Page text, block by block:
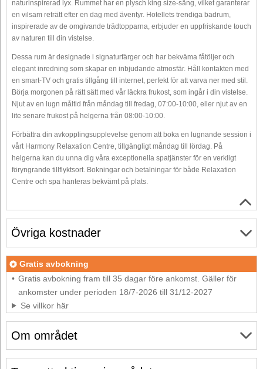
naturinspirerad lyx. Rummet har en plysch king size-säng, vilket garanterar
en vilsam reträtt efter en dag med äventyr. Hotellets trendiga badrum,
inspirerade av de omgivande trädtopparna, erbjuder en uppfriskande touch
av naturen till din vistelse.
Dessa rum är designade i signaturfärger och har bekväma fåtöljer och
elegant inredning som skapar en inbjudande atmosfär. Håll kontakten med
en smart-TV och gratis tillgång till internet, perfekt för att varva ner med stil.
Börja morgonen på rätt sätt med vår läckra frukost, som ingår i din vistelse.
Njut av en lugn måltid från måndag till fredag, 07:00-10:00, eller njut av en
lite senare frukost på helgerna från 08:00-10:00.
Förbättra din avkopplingsupplevelse genom att boka en lugnande session i
vårt Harmony Relaxation Centre, tillgängligt måndag till lördag. På
helgerna kan du unna dig våra exceptionella spatjänster för en verkligt
föryngrande tillflyktsort. Bokningar och betalningar för både Relaxation
Centre och spa hanteras bekvämt på plats.
Om området
Övriga kostnader
Gratis avbokning
Gratis avbokning fram till 35 dagar före ankomst. Gäller för
ankomster under perioden 18/7-2026 till 31/12-2027
Se villkor här